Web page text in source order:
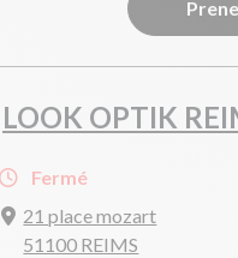
LOOK OPTIK
Fermé
21 place mozart
51100 REIMS